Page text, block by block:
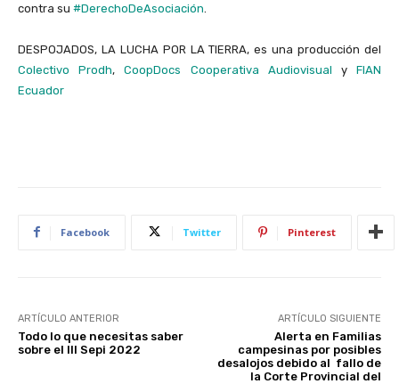
contra su #DerechoDeAsociación
DESPOJADOS, LA LUCHA POR LA TIERRA, es una producción del
Colectivo Prodh,CoopDocs Cooperativa Audiovisual yFIAN
Ecuador
Facebook Twitter Pinterest
ARTÍCULO ANTERIOR
Todo lo que necesitas saber
sobre el III Sepi 2022
ARTÍCULO SIGUIENTE
Alerta en Familias
campesinas por posibles
desalojos debido al fallo de
la Corte Provincial del